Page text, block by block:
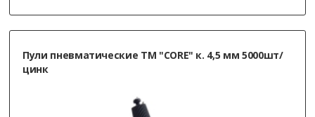
Пули пневматические ТМ "CORE" к. 4,5 мм 5000шт/
цинк